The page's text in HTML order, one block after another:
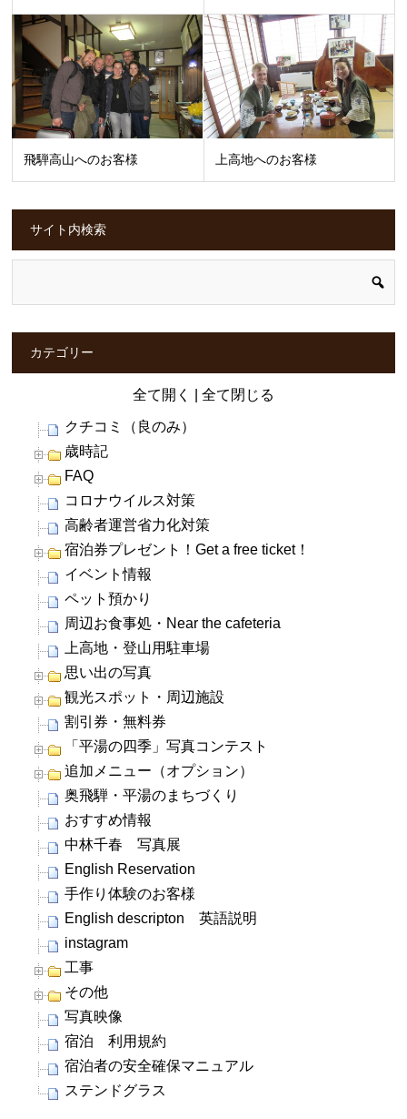
飛騨高山へのお客様 上高地へのお客様
サイト内検索
カテゴリー
全て開く 全て閉じる
クチコミ（良のみ）
歳時記
FAQ
コロナウイルス対策
高齢者運営省力化対策
宿泊券プレゼント！Get a free ticket！
イベント情報
ペット預かり
周辺お食事処・Near the cafeteria
上高地・登山用駐車場
思い出の写真
観光スポット・周辺施設
割引券・無料券
「平湯の四季」写真コンテスト
追加メニュー（オプション）
奥飛騨・平湯のまちづくり
おすすめ情報
中林千春 写真展
English Reservation
手作り体験のお客様
English descripton 英語説明
instagram
工事
その他
写真映像
宿泊 利用規約
宿泊者の安全確保マニュアル
ステンドグラス